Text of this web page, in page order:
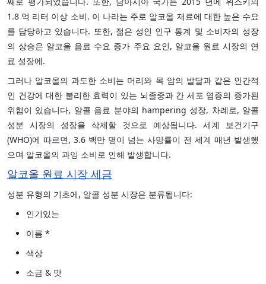
1.8 억 리터 이상 소비. 이 나라는 주로 알코올 재료에 대한 높은 수요
를 담당하고 있습니다. 또한, 젊은 성인 인구 통계 및 소비자의 성장
의 상승은 알코올 음료 수요 증가 주요 요인, 알코올 원료 시장의 연
료 성장에.
그러나 알코올의 과도한 소비는 머리와 목 암의 발달과 같은 인간적
인 건강에 대한 불리한 효력이 있는 뇌졸중과 간 세포 염증의 증가된
위험이 있습니다, 알콜 음료 분야의 hampering 성장, 차례로, 알콜
성분 시장의 성장을 삭제할 것으로 예상됩니다. 세계 보건기구
(WHO)에 따르면, 3.6 백만 명이 넘는 사망률이 전 세계 매년 발생했
으며 알코올의 과잉 소비로 인해 발생합니다.
알코올 원료 시장 세금
성분 유형의 기초에, 알콜 성분 시장은 분류됩니다:
인기있는
이름 *
색상
소금 & 맛